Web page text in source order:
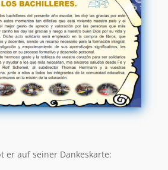
er auf seiner Dankeskarte: